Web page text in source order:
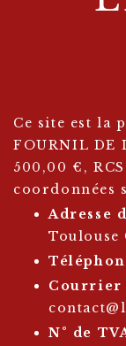
Ce site est la
FOURNIL DE
500,00 €,
coordonnées
Adresse
Toulouse
Courrier
N° de